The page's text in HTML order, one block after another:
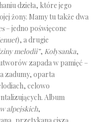
dzieła, które jego
żony. Mamy tu także dwa
– jedno poświęcone
), a drugie
melodii”, Kołysanka,
zapada w pamięć –
zadumy, oparta
celowo
Album
alpejskich,